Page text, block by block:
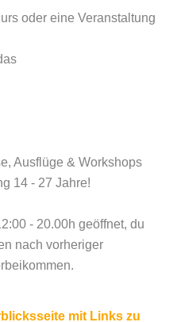
oder eine Veranstaltung
Ausflüge & Workshops
14 - 27 Jahre!
- 20.00h geöffnet, du
nach vorheriger
mit Links zu